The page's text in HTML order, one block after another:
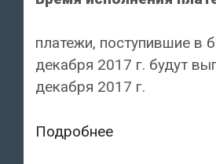
платежи, поступившие в
декабря 2017 г. будут
декабря 2017 г.
ПодробнееОбработка